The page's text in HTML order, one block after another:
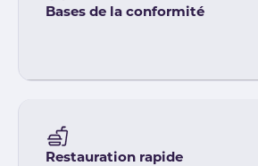
Bases de la conformité
Restauration rapide